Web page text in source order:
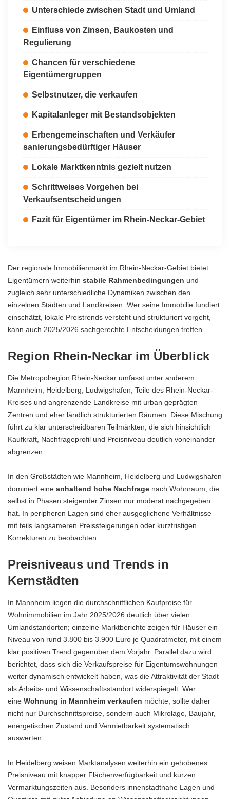
Unterschiede zwischen Stadt und Umland
Einfluss von Zinsen, Baukosten und
Regulierung
Chancen für verschiedene
Eigentümergruppen
Selbstnutzer, die verkaufen
Kapitalanleger mit Bestandsobjekten
Erbengemeinschaften und Verkäufer
sanierungsbedürftiger Häuser
Lokale Marktkenntnis gezielt nutzen
Schrittweises Vorgehen bei
Verkaufsentscheidungen
Fazit für Eigentümer im Rhein-Neckar-Gebiet
Der regionale Immobilienmarkt im Rhein-Neckar-Gebiet bietet
Eigentümern weiterhin stabile Rahmenbedingungen und
zugleich sehr unterschiedliche Dynamiken zwischen den
einzelnen Städten und Landkreisen. Wer seine Immobilie fundiert
einschätzt, lokale Preistrends versteht und strukturiert vorgeht,
kann auch 2025/2026 sachgerechte Entscheidungen treffen.
Region Rhein-Neckar im Überblick
Die Metropolregion Rhein-Neckar umfasst unter anderem
Mannheim, Heidelberg, Ludwigshafen, Teile des Rhein-Neckar-
Kreises und angrenzende Landkreise mit urban geprägten
Zentren und eher ländlich strukturierten Räumen. Diese Mischung
führt zu klar unterscheidbaren Teilmärkten, die sich hinsichtlich
Kaufkraft, Nachfrageprofil und Preisniveau deutlich voneinander
abgrenzen.
In den Großstädten wie Mannheim, Heidelberg und Ludwigshafen
dominiert eine anhaltend hohe Nachfrage nach Wohnraum, die
selbst in Phasen steigender Zinsen nur moderat nachgegeben
hat. In peripheren Lagen sind eher ausgeglichene Verhältnisse
mit teils langsameren Preissteigerungen oder kurzfristigen
Korrekturen zu beobachten.
Preisniveaus und Trends in
Kernstädten
In Mannheim liegen die durchschnittlichen Kaufpreise für
Wohnimmobilien im Jahr 2025/2026 deutlich über vielen
Umlandstandorten; einzelne Marktberichte zeigen für Häuser ein
Niveau von rund 3.800 bis 3.900 Euro je Quadratmeter, mit einem
klar positiven Trend gegenüber dem Vorjahr. Parallel dazu wird
berichtet, dass sich die Verkaufspreise für Eigentumswohnungen
weiter dynamisch entwickelt haben, was die Attraktivität der Stadt
als Arbeits- und Wissenschaftsstandort widerspiegelt. Wer
eine Wohnung in Mannheim verkaufen möchte, sollte daher
nicht nur Durchschnittspreise, sondern auch Mikrolage, Baujahr,
energetischen Zustand und Vermietbarkeit systematisch
auswerten.
In Heidelberg weisen Marktanalysen weiterhin ein gehobenes
Preisniveau mit knapper Flächenverfügbarkeit und kurzen
Vermarktungszeiten aus. Besonders innenstadtnahe Lagen und